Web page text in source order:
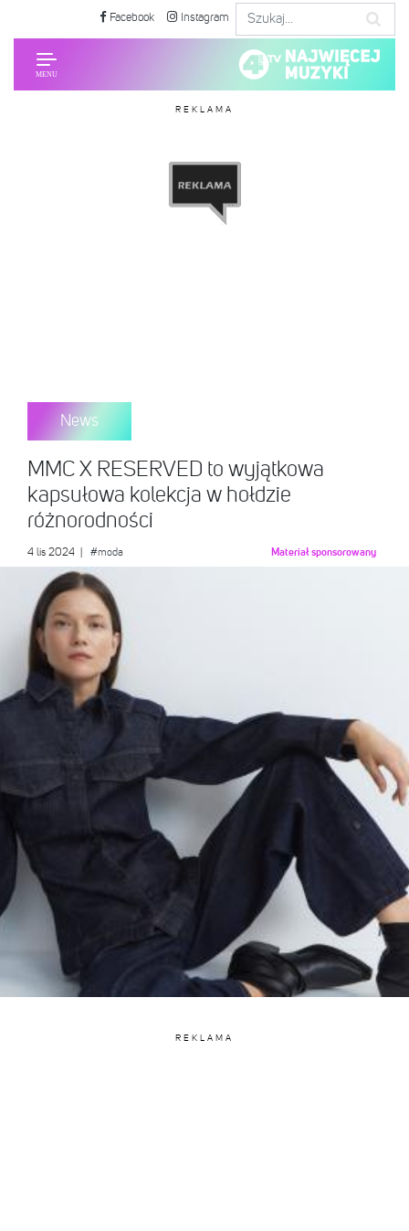
Facebook Instagram
REKLAMA
News
MMC X RESERVED to wyjątkowa
kapsułowa kolekcja w hołdzie
różnorodności
4 lis 2024 #moda Materiał sponsorowany
REKLAMA